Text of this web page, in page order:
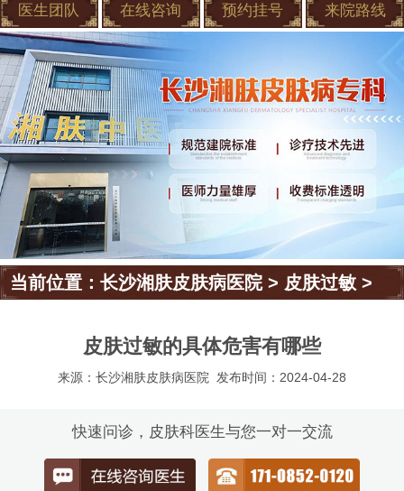
医生团队 在线咨询 预约挂号 来院路线
当前位置：长沙湘肤皮肤病医院> 皮肤过敏 >
皮肤过敏的具体危害有哪些
来源：长沙湘肤皮肤病医院 发布时间：2024-04-28
快速问诊，皮肤科医生与您一对一交流